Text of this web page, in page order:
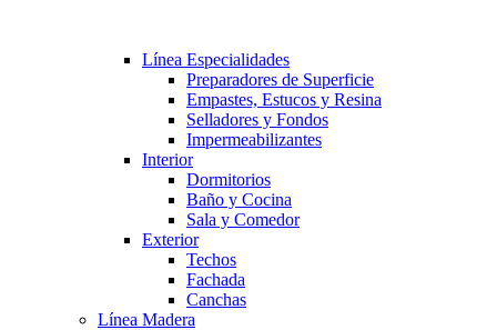
Línea Especialidades
Preparadores de Superficie
Empastes, Estucos y Resina
Selladores y Fondos
Impermeabilizantes
Interior
Dormitorios
Baño y Cocina
Sala y Comedor
Exterior
Techos
Fachada
Canchas
Línea Madera